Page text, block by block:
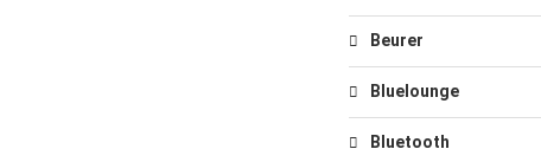
Beurer
Bluelounge
Bluetooth